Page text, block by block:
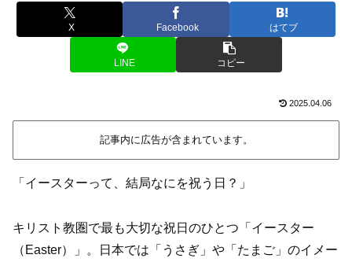
X Facebook はてブ
LINE コピー
2025.04.06
記事内に広告が含まれています。
「イースターって、結局なにを祝う日？」
キリスト教圏で最も大切な祝日のひとつ「イースター
（Easter）」。日本では「うさぎ」や「たまご」のイメー